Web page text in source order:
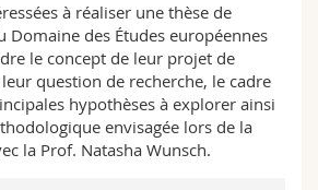
à réaliser une thèse de
Domaine des Études européennes
le concept de leur projet de
question de recherche, le cadre
hypothèses à explorer ainsi
envisagée lors de la
la Prof. Natasha Wunsch.